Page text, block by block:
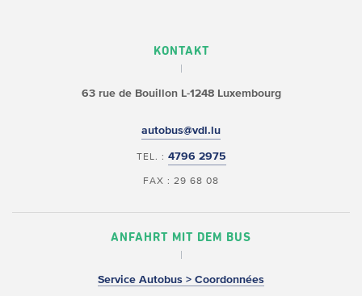
KONTAKT
63 rue de BouillonL-1248 Luxembourg
autobus@vdl.lu
TEL. : 4796 2975
FAX : 29 68 08
ANFAHRT MIT DEM BUS
Service Autobus > Coordonnées